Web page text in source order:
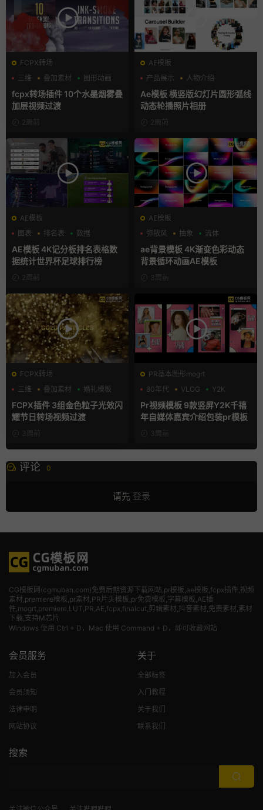
FCPX转场
三维
叠加素材 图形动画
fcpx转场插件 10个水墨烟雾叠
加层视频过渡
2周前
AE模板
产品展示
人物介绍
团队介绍
Ae模板 横竖版幻灯片圆形弧线
动态轮播照片相册
2周前
AE模板
图表
排名表 数据
AE模板 4K记分板排名表格数
据统计世界杯足球排行榜
2周前
AE模板
弥散风
抽象 流体
ae背景模板 4K渐变色彩动态
背景循环动画AE模板
3周前
FCPX转场
三维
叠加素材 婚礼模板
FCPX插件 3组金色粒子光效闪
耀节日转场视频过渡
3周前
PR基本图形mogrt
80年代
VLOG Y2K
Pr视频模板 9款竖屏Y2K千禧
年自媒体嘉宾介绍包装pr模板
3周前
评论 0
请先 登录
CG模板网(cgmuban.com)免费后期资源下载网站,pr模板,ae模板,fcpx插件,视频
素材 ,premiere模板,pr素材,PR片头模板,pr免费模板,字幕模板,AE插
件,mogrt,premiere,LUT,PR,AE,fcpx,finalcut,剪辑素材,抖音素材,免费素材,素材
下载,支持M芯片
Windows 使用 Ctrl + D，Mac 使用 Command + D，即可收藏网站
会员服务
加入会员
会员须知
法律申明
网站协议
关于
全部标签
入门教程
关于我们
联系我们
搜索